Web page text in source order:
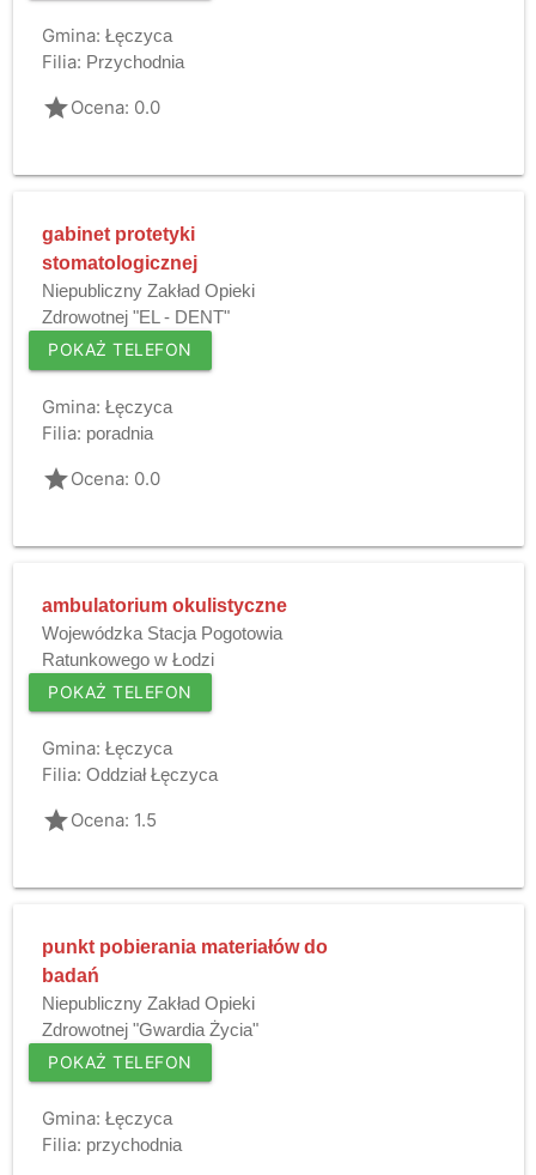
Gmina: Łęczyca
Filia: Przychodnia
gradeOcena: 0.0
gabinet protetyki
stomatologicznej
Niepubliczny Zakład Opieki
Zdrowotnej "EL - DENT"
POKAŻ TELEFON
Gmina: Łęczyca
Filia: poradnia
gradeOcena: 0.0
ambulatorium okulistyczne
Wojewódzka Stacja Pogotowia
Ratunkowego w Łodzi
POKAŻ TELEFON
Gmina: Łęczyca
Filia: Oddział Łęczyca
gradeOcena: 1.5
punkt pobierania materiałów do
badań
Niepubliczny Zakład Opieki
Zdrowotnej "Gwardia Życia"
POKAŻ TELEFON
Gmina: Łęczyca
Filia: przychodnia